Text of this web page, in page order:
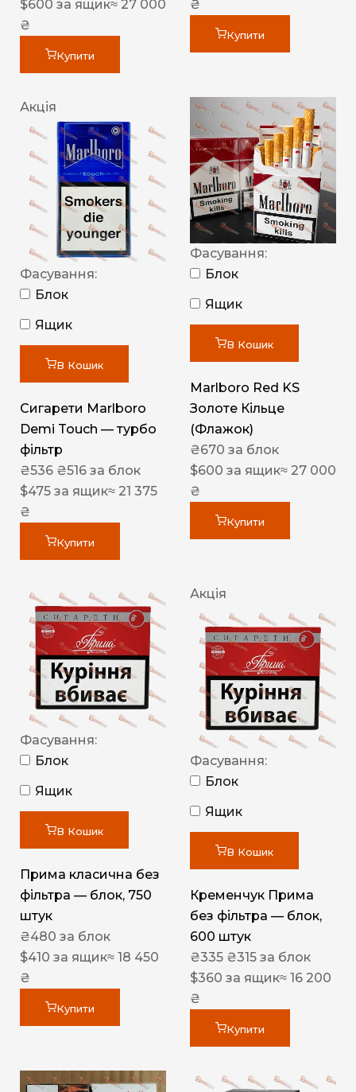
$600 за ящик≈ 27 000
₴
Купити
₴
Купити
Акція
Фасування:
Блок
Ящик
В Кошик
Сигарети Marlboro
Demi Touch — турбо
фільтр
₴536 ₴516 за блок
$475 за ящик≈ 21 375
₴
Купити
Фасування:
Блок
Ящик
В Кошик
Marlboro Red KS
Золоте Кільце
(Флажок)
₴670 за блок
$600 за ящик≈ 27 000
₴
Купити
Фасування:
Блок
Ящик
В Кошик
Прима класична без
фільтра — блок, 750
штук
₴480 за блок
$410 за ящик≈ 18 450
₴
Купити
Акція
Фасування:
Блок
Ящик
В Кошик
Кременчук Прима
без фільтра — блок,
600 штук
₴335 ₴315 за блок
$360 за ящик≈ 16 200
₴
Купити